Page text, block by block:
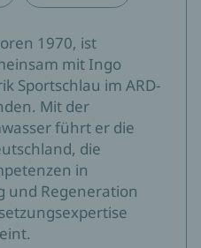
1970, ist
mit Ingo
Sportschlau im ARD-
Mit der
führt er die
die
in
und Regeneration